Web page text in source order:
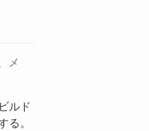
メ
ルド
。